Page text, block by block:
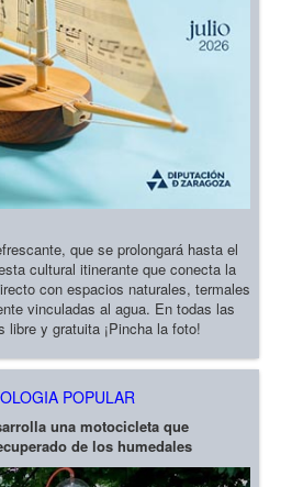
que se prolongará hasta el
cultural itinerante que conecta la
con espacios naturales, termales
vinculadas al agua. En todas las
libre y gratuita ¡Pincha la foto!
POPULAR
una motocicleta que
de los humedales